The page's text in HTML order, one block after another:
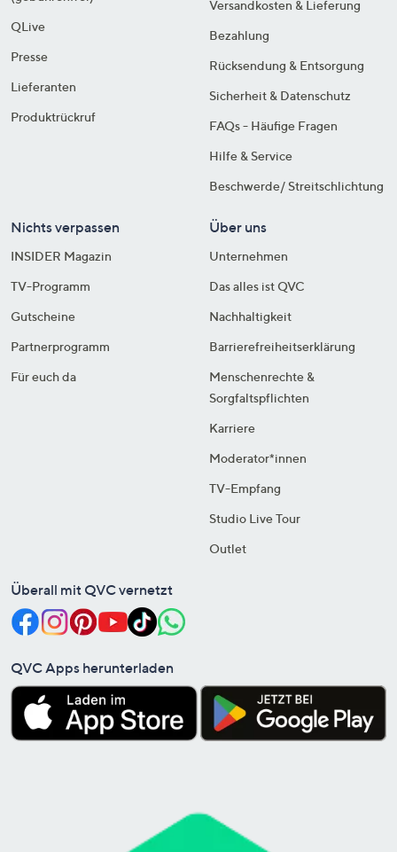
QLive
Presse
Lieferanten
Produktrückruf
Versandkosten & Lieferung
Bezahlung
Rücksendung & Entsorgung
Sicherheit & Datenschutz
FAQs - Häufige Fragen
Hilfe & Service
Beschwerde/ Streitschlichtung
Nichts verpassen
INSIDER Magazin
TV-Programm
Gutscheine
Partnerprogramm
Für euch da
Über uns
Unternehmen
Das alles ist QVC
Nachhaltigkeit
Barrierefreiheitserklärung
Menschenrechte &
Sorgfaltspflichten
Karriere
Moderator*innen
TV-Empfang
Studio Live Tour
Outlet
Überall mit QVC vernetzt
QVC Apps herunterladen